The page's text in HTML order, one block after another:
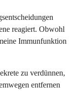
reagiert. Obwohl
Immunfunktion
zu verdünnen,
entfernen